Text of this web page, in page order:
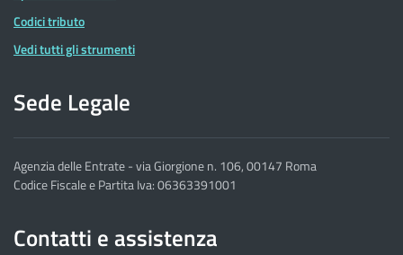
Codici tributo
Vedi tutti gli strumenti
Sede Legale
Agenzia delle Entrate - via Giorgione n. 106, 00147 Roma
Codice Fiscale e Partita Iva: 06363391001
Contatti e assistenza